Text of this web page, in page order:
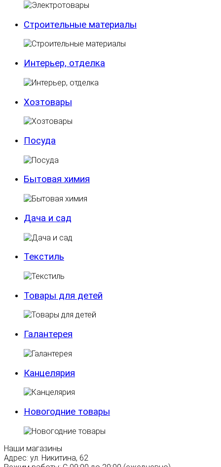
Строительные материалы
Интерьер, отделка
Хозтовары
Посуда
Бытовая химия
Дача и сад
Текстиль
Товары для детей
Галантерея
Канцелярия
Новогодние товары
Наши магазины
Адрес: ул. Никитина, 62